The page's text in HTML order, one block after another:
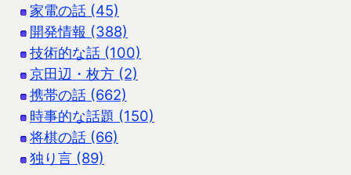
家電の話 (45)
開発情報 (388)
技術的な話 (100)
京田辺・枚方 (2)
携帯の話 (662)
時事的な話題 (150)
将棋の話 (66)
独り言 (89)